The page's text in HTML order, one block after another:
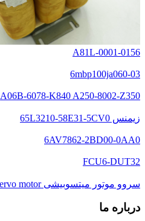
A81L-0001-0156
6mbp100ja060-03
A06B-6078-K840 A250-8002-Z350
زیمنس 65L3210-58E31-5CV0
6AV7862-2BD00-0AA0
FCU6-DUT32
سروو موتور میتسوبیشی HR327 Mitsubishi servo motor
درباره ما